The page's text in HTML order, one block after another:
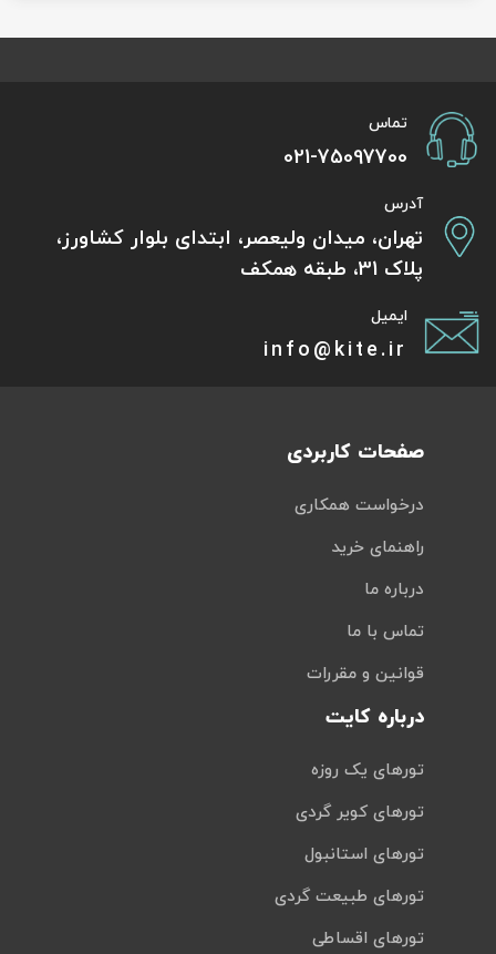
تماس
021-75097700
آدرس
تهران، میدان ولیعصر، ابتدای بلوار کشاورز،
پلاک 31، طبقه همکف
ایمیل
info@kite.ir
صفحات کاربردی
درخواست همکاری
راهنمای خرید
درباره ما
تماس با ما
قوانین و مقررات
درباره کایت
تورهای یک روزه
تورهای کویر گردی
تورهای استانبول
تورهای طبیعت گردی
تورهای اقساطی